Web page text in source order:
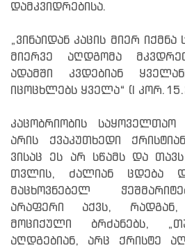
დამკვიდრებისა.
„ვინაიდან კაცის მიერ
მიერვე აღდგომა
ადამში კვდებიან
იცოცხლებს ყველა“ (I
კაცობრიობის
არის ქვაკუთხედი
ვისაც ეს არ სწამს და
თვლის, ძალიან ცდება
მაცხოვნებელ
არაფერი აქვს,
მოციქული ბრძანებს,
აღდგებიან, არც ქრისტე